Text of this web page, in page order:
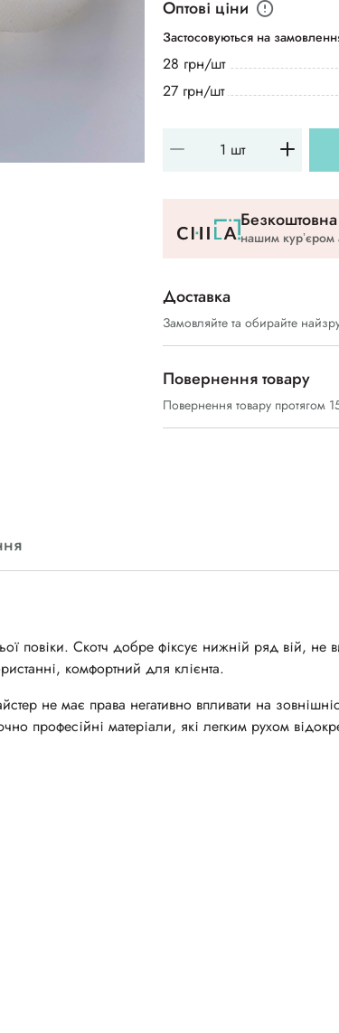
Оптові ціни
Застосовуються на
28 грн/шт
27 грн/шт
нашим
Доставка
Замовляйте та обирайте
Повернення товару
Повернення товару протягом
повіки. Скотч добре фіксує нижній ряд вій, не
комфортний для клієнта.
не має права негативно впливати на
професійні матеріали, які легким рухом